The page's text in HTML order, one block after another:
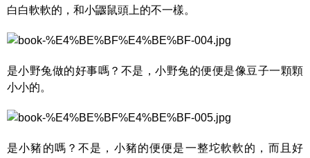
白白軟軟的，和小鼴鼠頭上的不一樣。
是小野兔做的好事嗎？不是，小野兔的便便是像豆子一顆顆
小小的。
是小豬的嗎？不是，小豬的便便是一整坨軟軟的，而且好